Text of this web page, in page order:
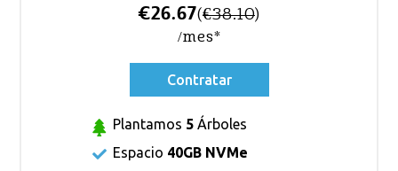
€26.67(€38.10)
/mes*
Contratar
Plantamos 5 Árboles
Espacio 40GB NVMe